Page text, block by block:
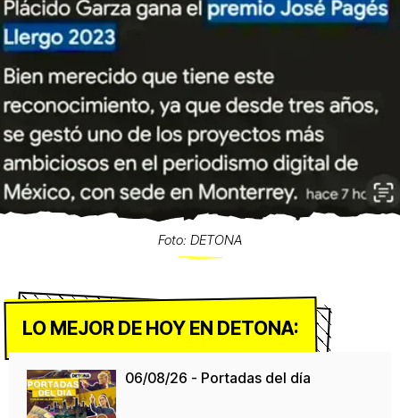
Foto: DETONA
LO MEJOR DE HOY EN DETONA:
06/08/26 - Portadas del día